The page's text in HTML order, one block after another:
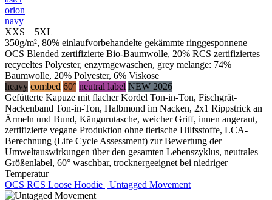
orion
navy
XXS – 5XL
350g/m², 80% einlaufvorbehandelte gekämmte ringgesponnene
OCS Blended zertifizierte Bio-Baumwolle, 20% RCS zertifiziertes
recyceltes Polyester, enzymgewaschen, grey melange: 74%
Baumwolle, 20% Polyester, 6% Viskose
heavy combed 60° neutral label NEW 2026
Gefütterte Kapuze mit flacher Kordel Ton-in-Ton, Fischgrät-
Nackenband Ton-in-Ton, Halbmond im Nacken, 2x1 Rippstrick an
Ärmeln und Bund, Kängurutasche, weicher Griff, innen angeraut,
zertifizierte vegane Produktion ohne tierische Hilfsstoffe, LCA-
Berechnung (Life Cycle Assessment) zur Bewertung der
Umweltauswirkungen über den gesamten Lebenszyklus, neutrales
Größenlabel, 60° waschbar, trocknergeeignet bei niedriger
Temperatur
OCS RCS Loose Hoodie | Untagged Movement